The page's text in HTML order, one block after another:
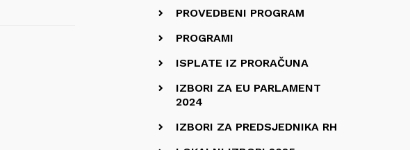
PROVEDBENI PROGRAM
PROGRAMI
ISPLATE IZ PRORAČUNA
IZBORI ZA EU PARLAMENT
2024
IZBORI ZA PREDSJEDNIKA RH